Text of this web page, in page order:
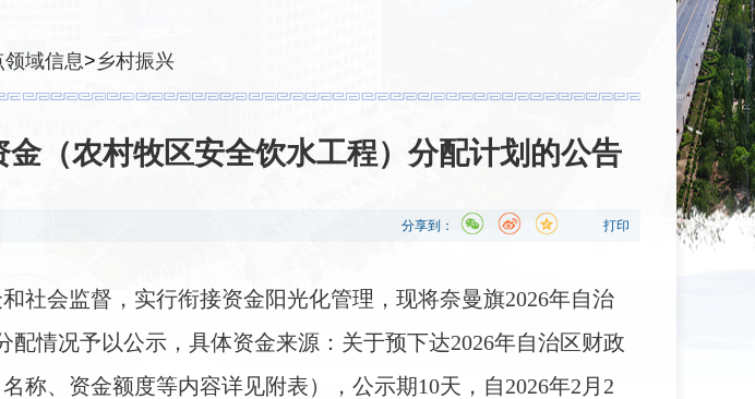
领域信息>乡村振兴
（农村牧区安全饮水工程）分配计划的公告
打印
分享到：
社会监督，实行衔接资金阳光化管理，现将奈曼旗2026年自治
情况予以公示，具体资金来源：关于预下达2026年自治区财政
称、资金额度等内容详见附表），公示期10天，自2026年2月2